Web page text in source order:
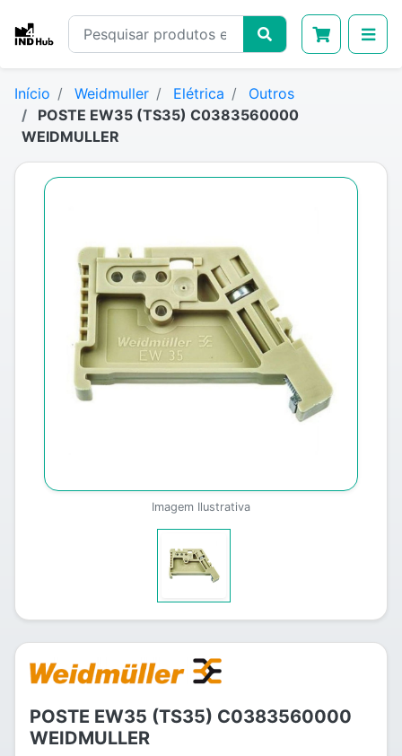
Início Weidmuller Elétrica
Outros
POSTE EW35 (TS35) C0383560000
WEIDMULLER
Imagem Ilustrativa
POSTE EW35 (TS35) C0383560000
WEIDMULLER